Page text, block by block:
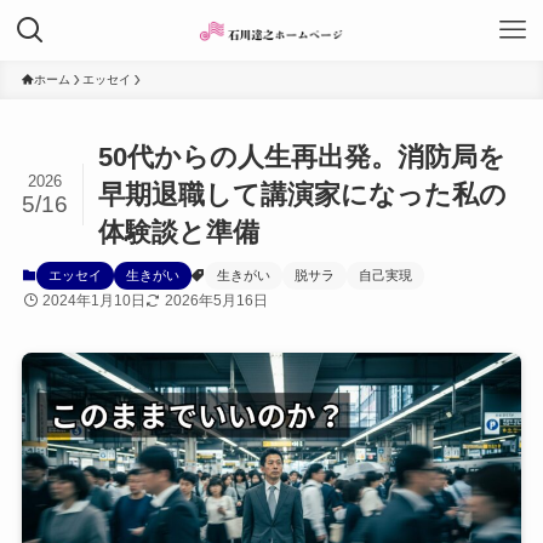
ホーム エッセイ
50代からの人生再出発。消防局を
早期退職して講演家になった私の
体験談と準備
2026
5/16
エッセイ 生きがい 生きがい 脱サラ 自己実現
2024年1月10日 2026年5月16日